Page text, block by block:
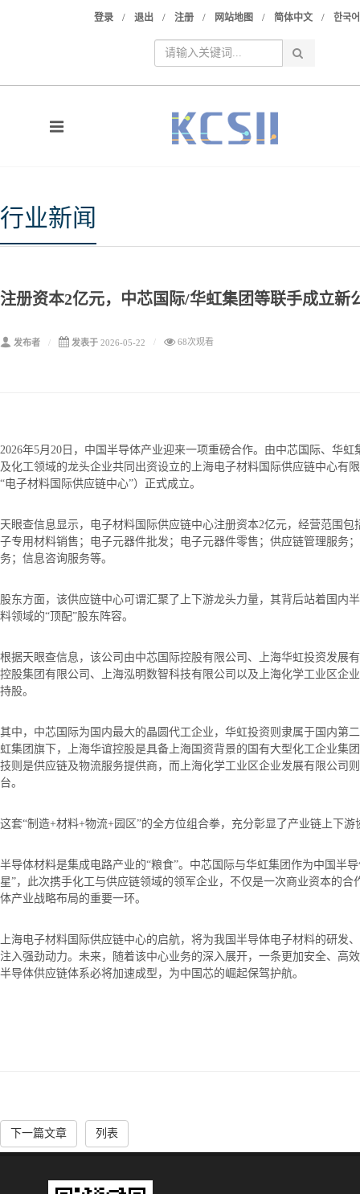
登录 / 退出 / 注册 / 网站地图 / 简体中文 / 한국어
行业新闻
注册资本2亿元，中芯国际/华虹集团等联手成立新
发布者 发表于 2026-05-22 68次观看
2026年5月20日，中国半导体产业迎来一项重磅合作。由中芯国际、华虹
及化工领域的龙头企业共同出资设立的上海电子材料国际供应链中心有
“电子材料国际供应链中心”）正式成立。
天眼查信息显示，电子材料国际供应链中心注册资本2亿元，经营范围包
子专用材料销售；电子元器件批发；电子元器件零售；供应链管理服务
务；信息咨询服务等。
股东方面，该供应链中心可谓汇聚了上下游龙头力量，其背后站着国内
料领域的“顶配”股东阵容。
根据天眼查信息，该公司由中芯国际控股有限公司、上海华虹投资发展
控股集团有限公司、上海泓明数智科技有限公司以及上海化学工业区企
持股。
其中，中芯国际为国内最大的晶圆代工企业，华虹投资则隶属于国内第
虹集团旗下，上海华谊控股是具备上海国资背景的国有大型化工企业集
技则是供应链及物流服务提供商，而上海化学工业区企业发展有限公司
台。
这套“制造+材料+物流+园区”的全方位组合拳，充分彰显了产业链上下游
半导体材料是集成电路产业的“粮食”。中芯国际与华虹集团作为中国半
星”，此次携手化工与供应链领域的领军企业，不仅是一次商业资本的合
体产业战略布局的重要一环。
上海电子材料国际供应链中心的启航，将为我国半导体电子材料的研发
注入强劲动力。未来，随着该中心业务的深入展开，一条更加安全、高
半导体供应链体系必将加速成型，为中国芯的崛起保驾护航。
下一篇文章 列表